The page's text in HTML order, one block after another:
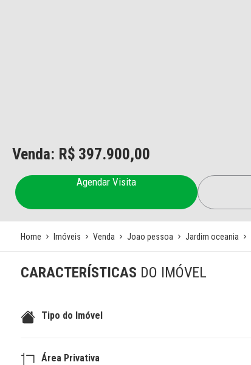
Venda: R$ 397.900,00
Agendar Visita
Home Imóveis Venda Joao pessoa Jardim oceania
CARACTERÍSTICAS DO IMÓVEL
Tipo do Imóvel
Área Privativa